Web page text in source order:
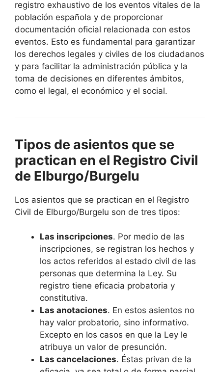
registro exhaustivo de los eventos vitales de la
población española y de proporcionar
documentación oficial relacionada con estos
eventos. Esto es fundamental para garantizar
los derechos legales y civiles de los ciudadanos
y para facilitar la administración pública y la
toma de decisiones en diferentes ámbitos,
como el legal, el económico y el social.
Tipos de asientos que se
practican en el Registro Civil
de Elburgo/Burgelu
Los asientos que se practican en el Registro
Civil de Elburgo/Burgelu son de tres tipos:
Las inscripciones. Por medio de las
inscripciones, se registran los hechos y
los actos referidos al estado civil de las
personas que determina la Ley. Su
registro tiene eficacia probatoria y
constitutiva.
Las anotaciones. En estos asientos no
hay valor probatorio, sino informativo.
Excepto en los casos en que la Ley le
atribuya un valor de presunción.
Las cancelaciones. Éstas privan de la